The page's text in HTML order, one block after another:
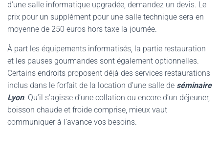
d’une salle informatique upgradée, demandez un devis. Le
prix pour un supplément pour une salle technique sera en
moyenne de 250 euros hors taxe la journée.
À part les équipements informatisés, la partie restauration
et les pauses gourmandes sont également optionnelles.
Certains endroits proposent déjà des services restaurations
inclus dans le forfait de la location d’une salle de séminaire
Lyon. Qu’il s’agisse d’une collation ou encore d’un déjeuner,
boisson chaude et froide comprise, mieux vaut
communiquer à l’avance vos besoins.